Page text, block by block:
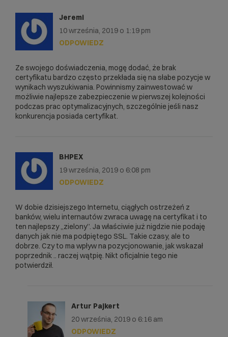
Jeremi
10 września, 2019 o 1:19 pm
Ze swojego doświadczenia, mogę dodać, że brak
certyfikatu bardzo często przekłada się na słabe pozycje w
wynikach wyszukiwania. Powinnismy zainwestować w
możliwie najlepsze zabezpieczenie w pierwszej kolejności
podczas prac optymalizacyjnych, szczególnie jeśli nasz
konkurencja posiada certyfikat.
ODPOWIEDZ
BHPEX
19 września, 2019 o 6:08 pm
W dobie dzisiejszego Internetu, ciągłych ostrzeżeń z
banków, wielu internautów zwraca uwagę na certyfikat i to
ten najlepszy „zielony”. Ja właściwie już nigdzie nie podaję
danych jak nie ma podpiętego SSL. Takie czasy, ale to
dobrze. Czy to ma wpływ na pozycjonowanie, jak wskazał
poprzednik .. raczej wątpię. Nikt oficjalnie tego nie
potwierdził.
ODPOWIEDZ
Artur Pajkert
20 września, 2019 o 6:16 am
ODPOWIEDZ